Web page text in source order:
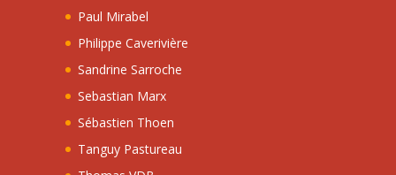
Paul Mirabel
Philippe Caverivière
Sandrine Sarroche
Sebastian Marx
Sébastien Thoen
Tanguy Pastureau